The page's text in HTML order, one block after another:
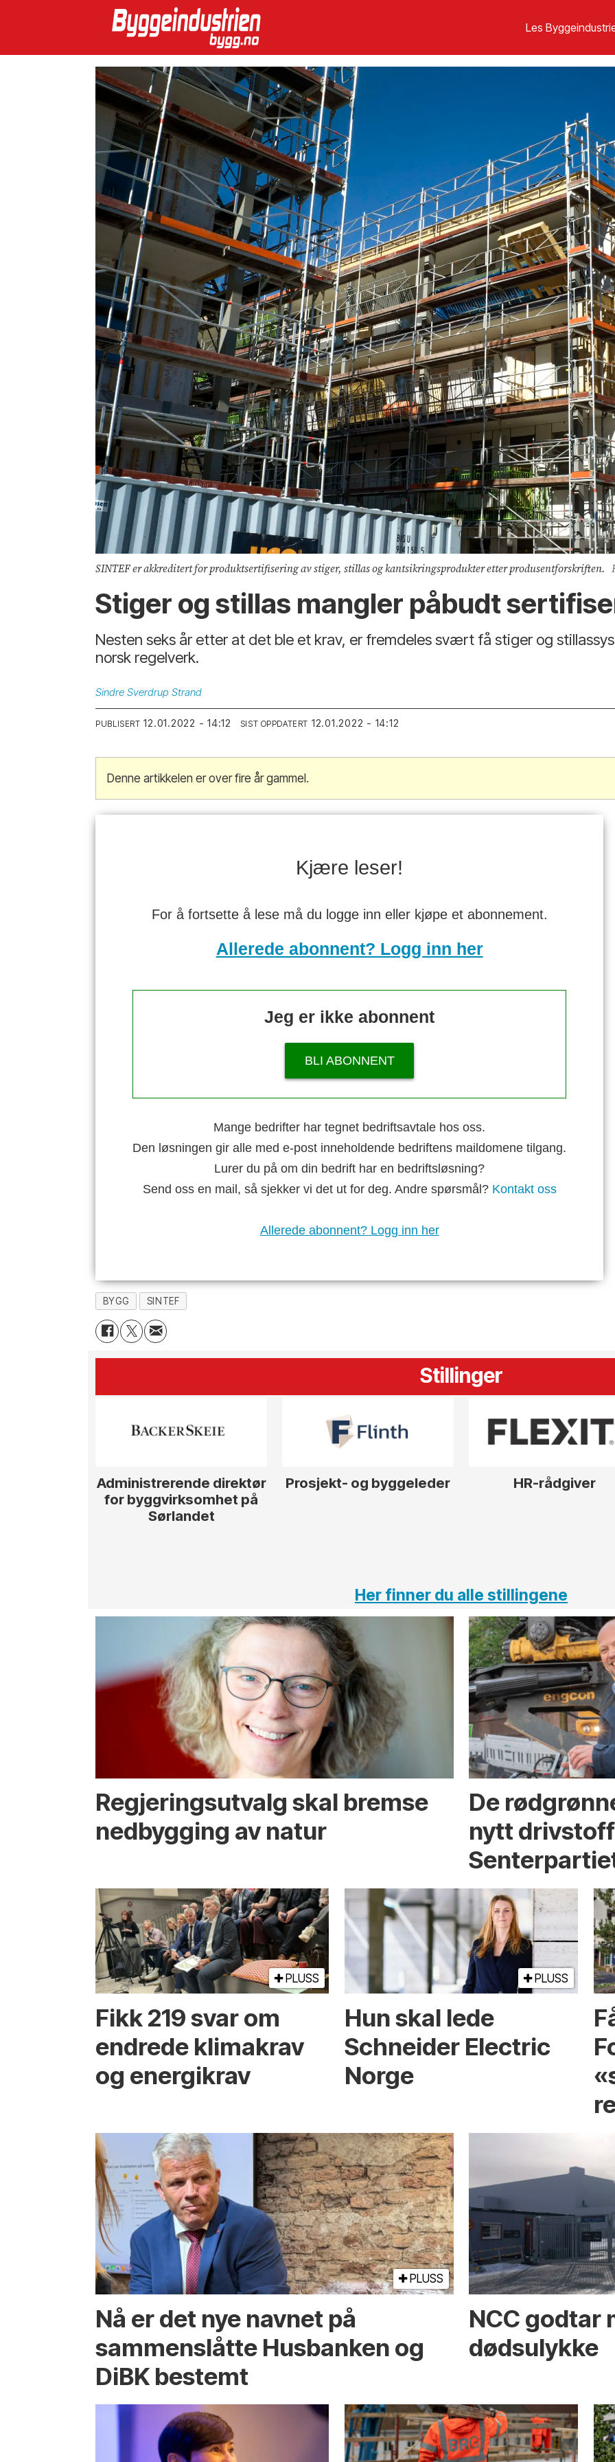
Les
SINTEF er akkreditert for produktsertifisering av stiger, stillas og kantsikringsprodukter etter produsentforskriften.
Stiger og stillas mangler påbudt
Nesten seks år etter at det ble et krav, er fremdeles svært få stiger og
norsk regelverk.
Sindre Sverdrup Strand
PUBLISERT 12.01.2022 - 14:12 SIST OPPDATERT 12.01.2022 - 14:12
Denne artikkelen er over fire år gammel.
Kjære leser!
For å fortsette å lese må du logge inn eller kjøpe et abonnement.
Allerede abonnent? Logg inn her
Jeg er ikke abonnent
BLI ABONNENT
Mange bedrifter har tegnet bedriftsavtale hos oss.
Den løsningen gir alle med e-post inneholdende bedriftens maildomene tilgang.
Lurer du på om din bedrift har en bedriftsløsning?
Send oss en mail, så sjekker vi det ut for deg. Andre spørsmål? Kontakt oss
Allerede abonnent? Logg inn her
BYGG SINTEF
Stillinger
Administrerende direktør
for byggvirksomhet på
Sørlandet
Prosjekt- og byggeleder HR-rådgiver
Her finner du alle stillingene
Regjerings­utvalg skal bremse
ned­bygging av natur
De
nytt
PLUSS
Fikk 219 svar om
endrede klimakrav
og energikrav
PLUSS
Hun skal lede
Schneider Electric
Norge
PLUSS
Nå er det nye navnet på
sammenslåtte Husbanken og
DiBK bestemt
NCC godtar
dødsulykke